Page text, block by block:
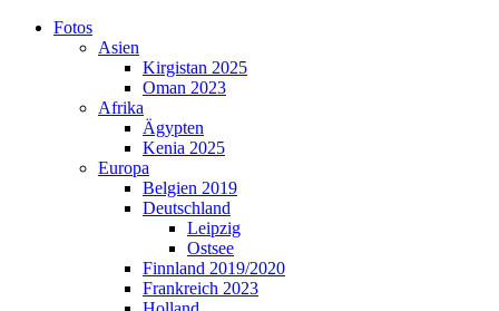
Skip
Fotos
Asien
Kirgistan 2025
Oman 2023
Afrika
Ägypten
Kenia 2025
Europa
Belgien 2019
Deutschland
Leipzig
Ostsee
Finnland 2019/2020
Frankreich 2023